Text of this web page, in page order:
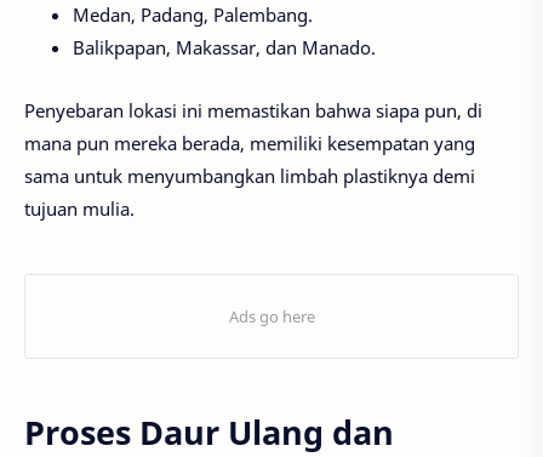
Medan, Padang, Palembang.
Balikpapan, Makassar, dan Manado.
Penyebaran lokasi ini memastikan bahwa siapa pun, di
mana pun mereka berada, memiliki kesempatan yang
sama untuk menyumbangkan limbah plastiknya demi
tujuan mulia.
Proses Daur Ulang dan